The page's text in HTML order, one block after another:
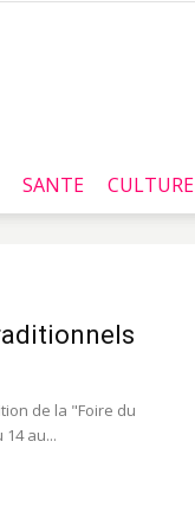
SANTE CULTURE
de la "Foire du
au...